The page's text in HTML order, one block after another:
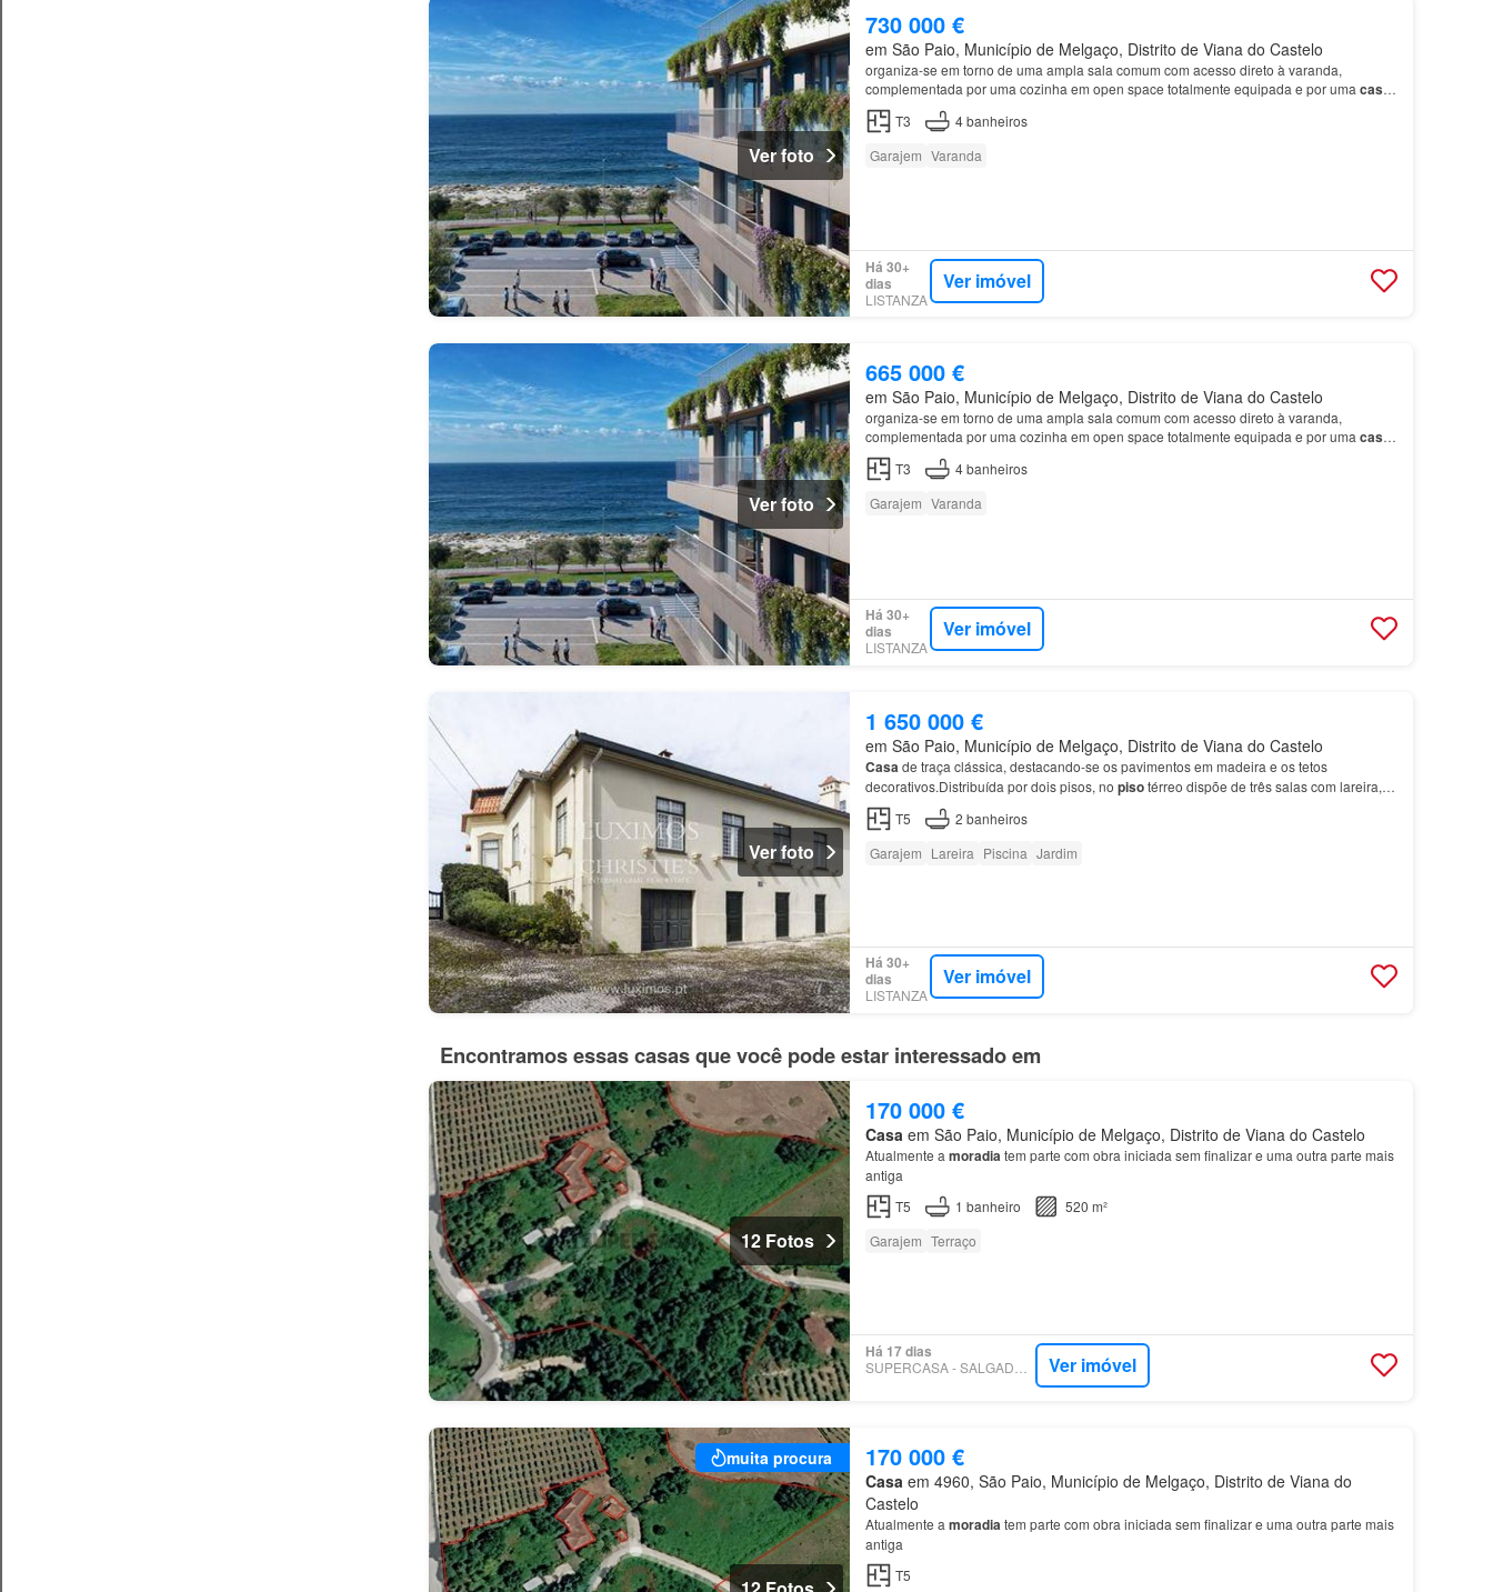
Ver foto
730 000 €
em São Paio, Município de Melgaço, Distrito de Viana do Castelo
organiza-se em torno de uma ampla sala comum com acesso direto à varanda,
complementada por uma cozinha em open space totalmente equipada e por uma casa
Este apartamento
T3 4banheiros
Garajem Varanda
Há 30+
dias
LISTANZA
Ver imóvel
Ver foto
665 000 €
em São Paio, Município de Melgaço, Distrito de Viana do Castelo
organiza-se em torno de uma ampla sala comum com acesso direto à varanda,
complementada por uma cozinha em open space totalmente equipada e por uma casa
Este apartamento
T3 4banheiros
Garajem Varanda
Há 30+
dias
LISTANZA
Ver imóvel
Ver foto
1 650 000 €
em São Paio, Município de Melgaço, Distrito de Viana do Castelo
Casa de traça clássica, destacando-se os pavimentos em madeira e os tetos
decorativos.Distribuída por dois pisos, no pisotérreo dispõe de três salas com lareira,
cozinha e duas
T5 2 banheiros
Garajem Lareira Piscina Jardim
Há 30+
dias
LISTANZA
Ver imóvel
Encontramos essas casas que você pode estar interessado em
12 Fotos
170 000 €
Casa em São Paio, Município de Melgaço, Distrito de Viana do Castelo
Atualmente a moradiatem parte com obra iniciada sem finalizar e uma outra parte mais
antiga
T5
1 banheiro
520 m²
Garajem Terraço
Há 17 dias
Ver imóvel
muita procura 170 000 €
Casaem 4960, São Paio, Município de Melgaço, Distrito de Viana do
Castelo
Atualmente a moradiatem parte com obra iniciada sem finalizar e uma outra parte mais
antiga
T5